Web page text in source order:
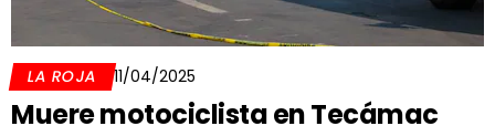
LA ROJA 11/04/2025
Muere motociclista en Tecámac